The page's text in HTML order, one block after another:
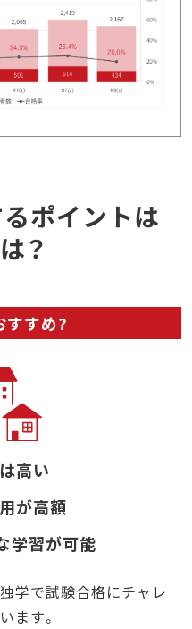
ポイントは
？
すすめ?
高い
が高額
学習が可能
学で試験合格にチャレ
ます。